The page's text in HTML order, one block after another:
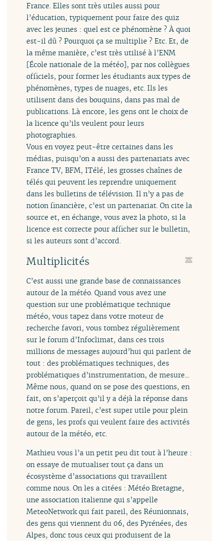
France. Elles sont très utiles aussi pour
l’éducation, typiquement pour faire des quiz
avec les jeunes : quel est ce phénomène ? À quoi
est-il dû ? Pourquoi ça se multiplie ? Etc. Et, de
la même manière, c’est très utilisé à l’ENM
[École nationale de la météo], par nos collègues
officiels, pour former les étudiants aux types de
phénomènes, types de nuages, etc. Ils les
utilisent dans des bouquins, dans pas mal de
publications. Là encore, les gens ont le choix de
la licence qu’ils veulent pour leurs
photographies.
Vous en voyez peut-être certaines dans les
médias, puisqu’on a aussi des partenariats avec
France TV, BFM, ITélé, les grosses chaînes de
télés qui peuvent les reprendre uniquement
dans les bulletins de télévision. Il n’y a pas de
notion financière, c’est un partenariat. On cite la
source et, en échange, vous avez la photo, si la
licence est correcte pour afficher sur le bulletin,
si les auteurs sont d’accord.
Multiplicités
C’est aussi une grande base de connaissances
autour de la météo. Quand vous avez une
question sur une problématique technique
météo, vous tapez dans votre moteur de
recherche favori, vous tombez régulièrement
sur le forum d’Infoclimat, dans ces trois
millions de messages aujourd’hui qui parlent de
tout : des problématiques techniques, des
problématiques d’instrumentation, de mesure...
Même nous, quand on se pose des questions, en
fait, on s’aperçoit qu’il y a déjà la réponse dans
notre forum. Pareil, c’est super utile pour plein
de gens, les profs qui veulent faire des activités
autour de la météo, etc.
Mathieu vous l’a un petit peu dit tout à l’heure :
on essaye de mutualiser tout ça dans un
écosystème d’associations qui travaillent
comme nous. On les a citées : Météo Bretagne,
une association italienne qui s’appelle
MeteoNetwork qui fait pareil, des Réunionnais,
des gens qui viennent du 06, des Pyrénées, des
Alpes, donc tous ceux qui produisent de la